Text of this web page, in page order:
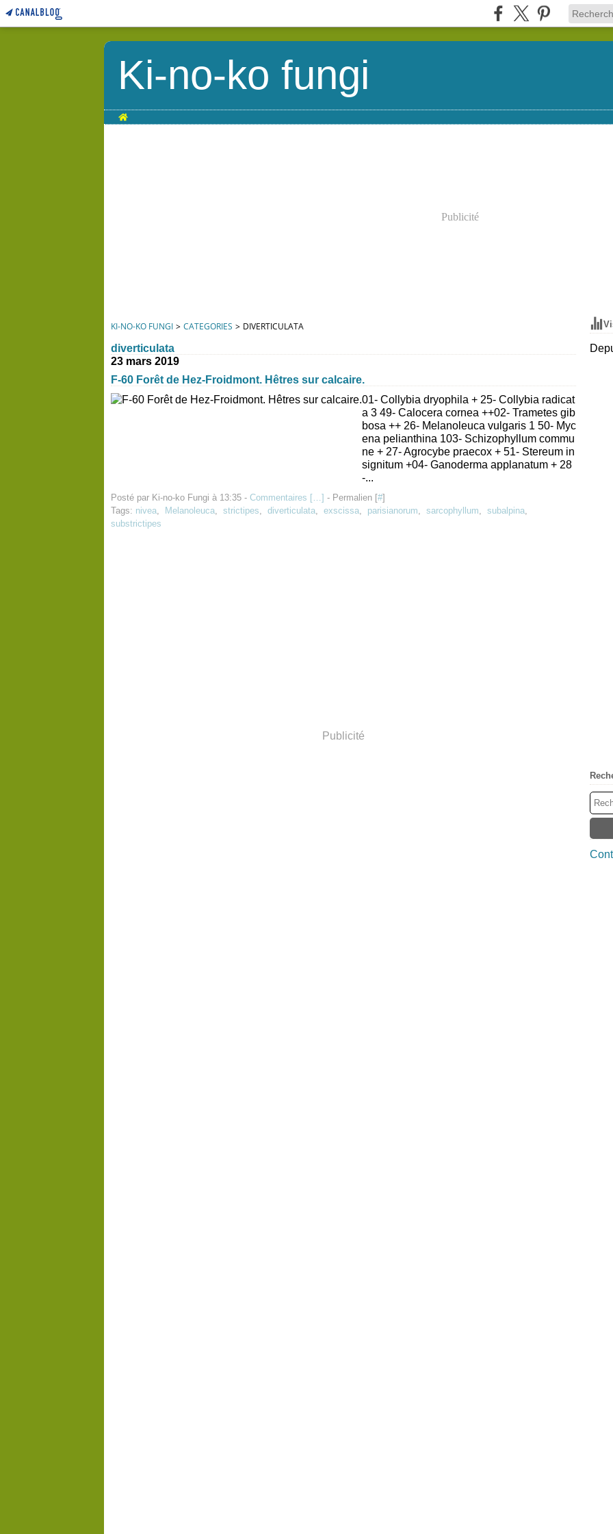
Ki-no-ko fungi
Home
Publicité
KI-NO-KO FUNGI > CATEGORIES > DIVERTICULATA
diverticulata
23 mars 2019
F-60 Forêt de Hez-Froidmont. Hêtres sur calcaire.
01- Collybia dryophila + 25- Collybia radicat
a 3 49- Calocera cornea ++02- Trametes gib
bosa ++ 26- Melanoleuca vulgaris 1 50- Myc
ena pelianthina 103- Schizophyllum commu
ne + 27- Agrocybe praecox + 51- Stereum in
signitum +04- Ganoderma applanatum + 28
-...
Posté par Ki-no-ko Fungi à 13:35 - Commentaires […] - Permalien [#]
Tags: nivea, Melanoleuca, strictipes, diverticulata, exscissa, parisianorum, sarcophyllum, subalpina,
substrictipes
Publicité